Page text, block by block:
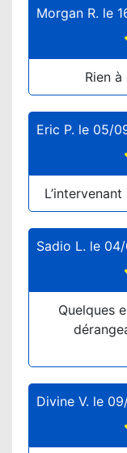
Morgan R. le
Rien
Eric P. le 05/
Sadio L. le
Quelques
Divine V. le